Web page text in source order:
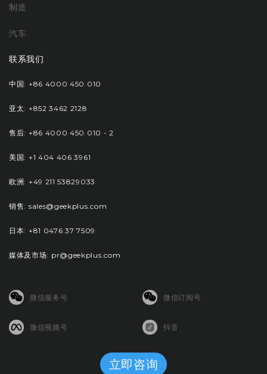
制造
汽车
联系我们
中国: +86 4000 450 010
亚太: +852 3462 2128
售后: +86 4000 450 010 - 2
美国: +1 404 406 3961
欧洲: +49 211 53829033
销售: sales@geekplus.com
日本: +81 0476 37 7509
媒体及市场: pr@geekplus.com
微信服务号 微信订阅号
微信视频号 抖音
立即咨询